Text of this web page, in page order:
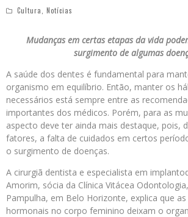
Cultura
Notícias
Mudanças em certas etapas da vida
surgimento de algumas
A saúde dos dentes é fundamental para
organismo em equilíbrio. Então, manter os
necessários está sempre entre as
importantes dos médicos. Porém, para as
aspecto deve ter ainda mais destaque, pois,
fatores, a falta de cuidados em certos
o surgimento de doenças.
A cirurgiã dentista e especialista em
Amorim, sócia da Clínica Vitácea
Pampulha, em Belo Horizonte, explica que
hormonais no corpo feminino deixam o